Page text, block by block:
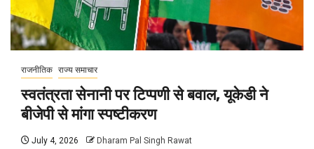
राजनीतिक राज्य समाचार
स्वतंत्रता सेनानी पर टिप्पणी से बवाल, यूकेडी ने
बीजेपी से मांगा स्पष्टीकरण
July 4, 2026 Dharam Pal Singh Rawat